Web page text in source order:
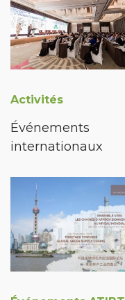
Activités
Événements
internationaux